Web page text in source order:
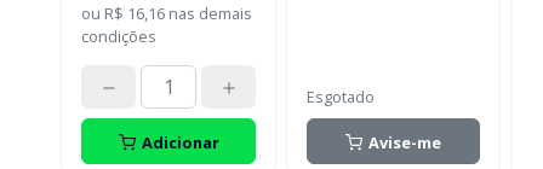
ou R$ 16,16 nas demais
condições
Adicionar
Esgotado
Avise-me